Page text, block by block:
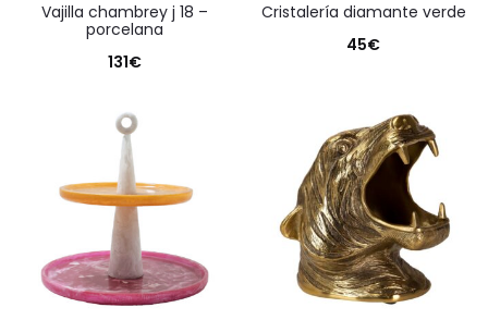
vajilla chambrey j 18 –
porcelana
131€
cristalería diamante verde
45€